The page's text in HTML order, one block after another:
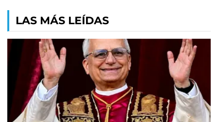
LAS MÁS LEÍDAS